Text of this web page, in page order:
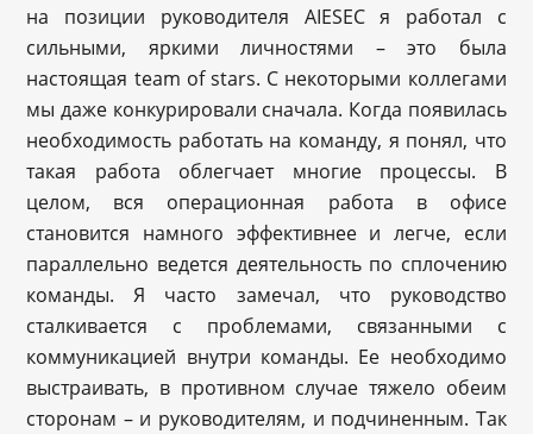
на позиции руководителя AIESEC я работал с
сильными, яркими личностями – это была
настоящая team of stars. С некоторыми коллегами
мы даже конкурировали сначала. Когда появилась
необходимость работать на команду, я понял, что
такая работа облегчает многие процессы. В
целом, вся операционная работа в офисе
становится намного эффективнее и легче, если
параллельно ведется деятельность по сплочению
команды. Я часто замечал, что руководство
сталкивается с проблемами, связанными с
коммуникацией внутри команды. Ее необходимо
выстраивать, в противном случае тяжело обеим
сторонам – и руководителям, и подчиненным. Так